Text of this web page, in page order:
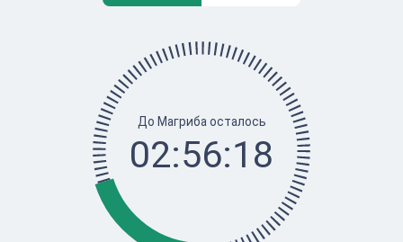
До Магриба осталось
02:56:18